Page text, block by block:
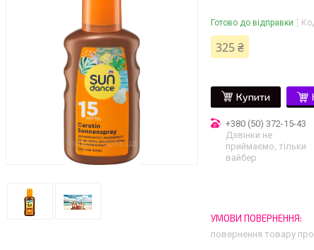
Готово до відправки
325 ₴
Купити
+380 (50) 372-15-43
Дзвінки не
приймаємо, тільки
вайбер
повернення товару